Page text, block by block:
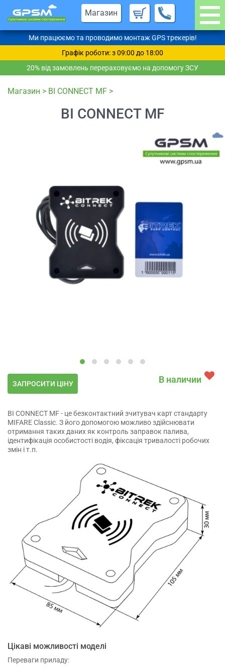
Магазин
Ми працюємо та проводимо монтаж GPS трекерів!
Графік роботи: з 09:00 до 18:00
20% від замовлень перераховуємо на допомогу ЗСУ
Магазин > BI CONNECT MF >
BI CONNECT MF
ЗАПРОСИТИ ЦІНУ В наличии
BI CONNECT MF - це безконтактний зчитувач карт стандарту
MIFARE Classic. З його допомогою можливо здійснювати
отримання таких даних як контроль заправок палива,
ідентифікація особистості водія, фіксація тривалості робочих
змін і т.п.
Цікаві можливості моделі
Переваги приладу: